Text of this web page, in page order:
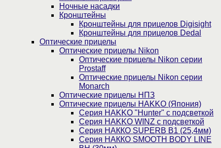
Ночные насадки
Кронштейны
Кронштейны для прицелов Digisight
Кронштейны для прицелов Dedal
Оптические прицелы
Оптические прицелы Nikon
Оптические прицелы Nikon серии
Prostaff
Оптические прицелы Nikon серии
Monarch
Оптические прицелы НПЗ
Оптические прицелы HAKKO (Япония)
Cерия HAKKO "Hunter" с подсветкой
Серия НAKKO WINZ с подсветкой
Серия НАККО SUPERB B1 (25,4мм)
Серия НАККО SMOOTH BODY LINE